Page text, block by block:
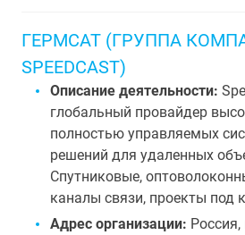
ГЕРМСАТ (ГРУППА
SPEEDCAST)
Описание деятельности:
глобальный провайдер
полностью управляемых
решений для удаленных
Спутниковые,
каналы связи, проекты под
Адрес организации: